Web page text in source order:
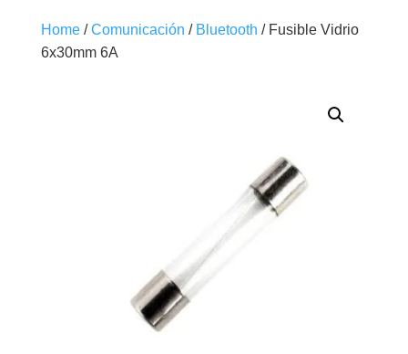
Home/Comunicación / Bluetooth / Fusible Vidrio
6x30mm 6A